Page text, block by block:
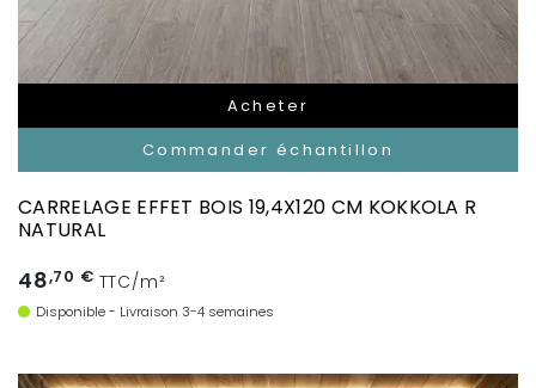
Acheter
Commander échantillon
CARRELAGE EFFET BOIS 19,4X120 CM KOKKOLA R
NATURAL
48,70 € TTC/m²
Disponible - Livraison 3-4 semaines